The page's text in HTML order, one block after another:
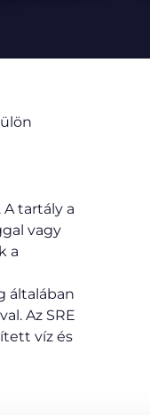
tartály a
vagy
a
általában
Az SRE
víz és